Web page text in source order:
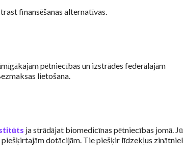
finansēšanas alternatīvas.
pētniecības un izstrādes federālajām
lietošana.
ja strādājat biomedicīnas pētniecības jomā.
dotācijām. Tie piešķir līdzekļus